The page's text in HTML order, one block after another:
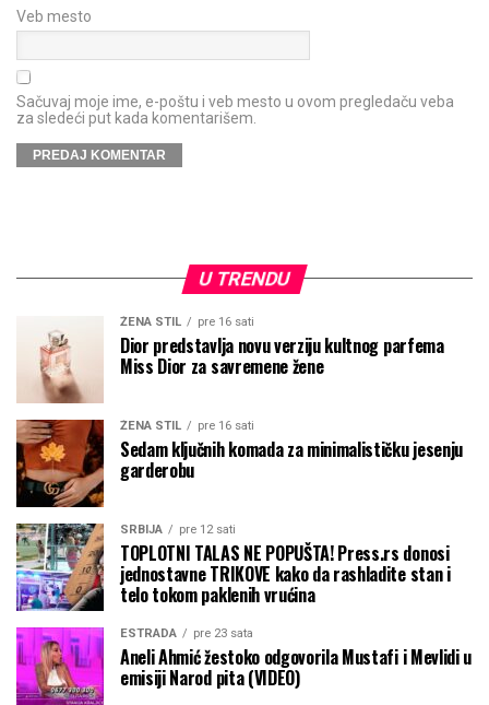
Veb mesto
Sačuvaj moje ime, e-poštu i veb mesto u ovom pregledaču veba
za sledeći put kada komentarišem.
U TRENDU
ŽENA STIL pre 16 sati
Dior predstavlja novu verziju kultnog parfema
Miss Dior za savremene žene
ŽENA STIL pre 16 sati
Sedam ključnih komada za minimalističku jesenju
garderobu
SRBIJA pre 12 sati
TOPLOTNI TALAS NE POPUŠTA! Press.rs donosi
jednostavne TRIKOVE kako da rashladite stan i
telo tokom paklenih vrućina
ESTRADA pre 23 sata
Aneli Ahmić žestoko odgovorila Mustafi i Mevlidi u
emisiji Narod pita (VIDEO)